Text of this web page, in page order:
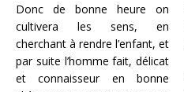
Donc de bonne heure on
cultivera les sens, en
cherchant à rendre l’enfant, et
par suite l’homme fait, délicat
et connaisseur en bonne